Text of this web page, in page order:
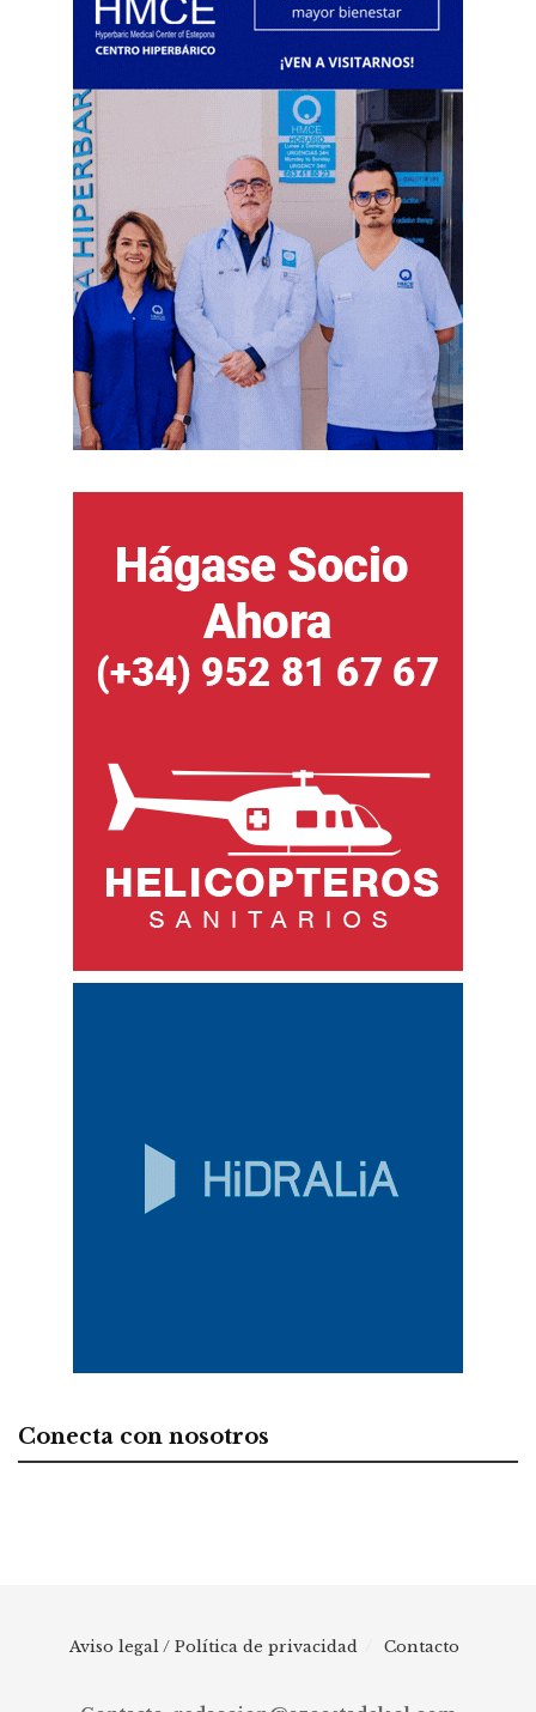
Conecta con nosotros
Aviso legal / Política de privacidad Contacto